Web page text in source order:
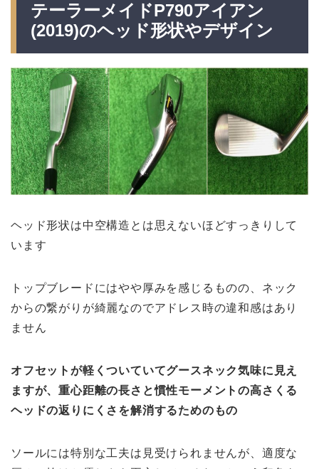
テーラーメイドP790アイアン
(2019)のヘッド形状やデザイン
ヘッド形状は中空構造とは思えないほどすっきりして
います
トップブレードにはやや厚みを感じるものの、ネック
からの繋がりが綺麗なのでアドレス時の違和感はあり
ません
オフセットが軽くついていてグースネック気味に見え
ますが、重心距離の長さと慣性モーメントの高さくる
ヘッドの返りにくさを解消するためのもの
ソールには特別な工夫は見受けられませんが、適度な